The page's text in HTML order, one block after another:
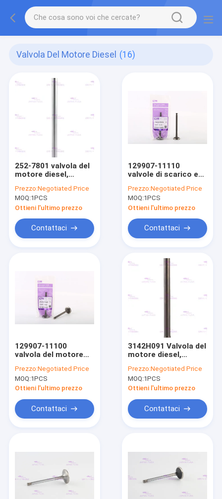
Valvola Del Motore Diesel (16)
252-7801 valvola del
motore diesel,
motore C7 per CATT
324D 325D 329D
3126B
Prezzo:Negotiated Price
MOQ:1PCS
Ottieni l'ultimo prezzo
Contattaci
129907-11110
valvole di scarico e
YANMAR 4TNV94/98
Prezzo:Negotiated Price
MOQ:1PCS
Ottieni l'ultimo prezzo
Contattaci
129907-11100
valvola del motore
l'escavatore
4TNV94/98 del
motore di Yanmar
Prezzo:Negotiated Price
MOQ:1PCS
Ottieni l'ultimo prezzo
Contattaci
3142H091 Valvola del
motore diesel,
aspirazione C6.6 Per
320D 323D 326D 329D
336
Prezzo:Negotiated Price
MOQ:1PCS
Ottieni l'ultimo prezzo
Contattaci